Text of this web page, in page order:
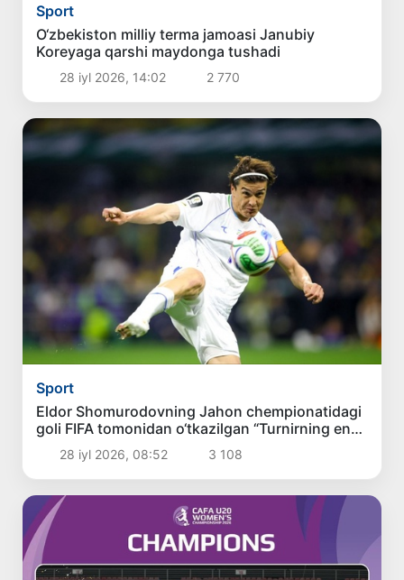
Sport
O‘zbekiston milliy terma jamoasi Janubiy
Koreyaga qarshi maydonga tushadi
28 iyl 2026, 14:02 2 770
Sport
Eldor Shomurodovning Jahon chempionatidagi
goli FIFA tomonidan o‘tkazilgan “Turnirning eng
chiroyli goli” so‘rovnomasida ikkinchi o‘rinni
egalladi
28 iyl 2026, 08:52 3 108